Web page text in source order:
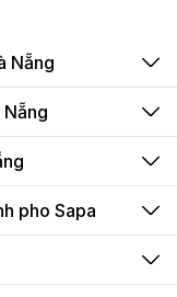
Nẵng
pho Sapa